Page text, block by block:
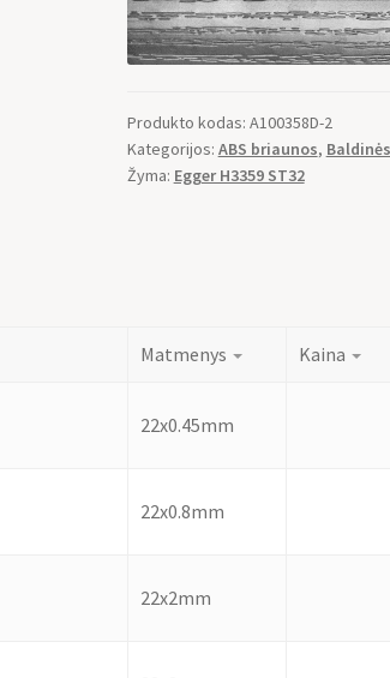
Produkto kodas: A100358D-2
Kategorijos: ABS briaunos,
Žyma: Egger H3359 ST32
Matmenys Kaina
22x0.45mm
22x0.8mm
22x2mm